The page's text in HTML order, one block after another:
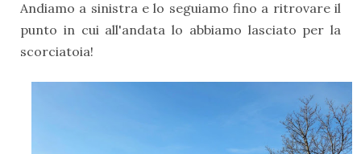
Andiamo a sinistra e lo seguiamo fino a ritrovare il
punto in cui all'andata lo abbiamo lasciato per la
scorciatoia!